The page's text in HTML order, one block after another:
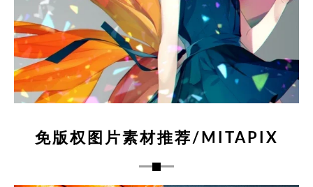
免版权图片素材推荐/MITAPIX